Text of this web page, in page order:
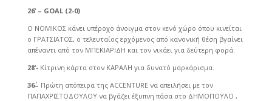
26’ – GOAL (2-0)
Ο ΝΟΜΙΚΟΣ κάνει υπέροχο άνοιγμα στον κενό χώρο όπου κινείται
ο ΓΡΑΤΣΙΑΤΟΣ, ο τελευταίος ερχόμενος από κανονική θέση βγαίνει
απέναντι από τον ΜΠΕΚΙΑΡΙΔΗ και τον νικάει για δεύτερη φορά.
28’- Κίτρινη κάρτα στον ΚΑΡΑΛΗ για δυνατό μαρκάρισμα.
36– Πρώτη απόπειρα της ACCENTURE να απειλήσει με τον
ΠΑΠΑΧΡΙΣΤΟΔΟΥΛΟΥ να βγάζει έξυπνη πάσα στο ΔΗΜΟΠΟΥΛΟ ,